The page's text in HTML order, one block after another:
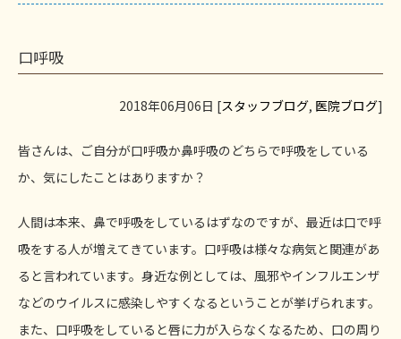
口呼吸
2018年06月06日 [スタッフブログ, 医院ブログ]
皆さんは、ご自分が口呼吸か鼻呼吸のどちらで呼吸をしている
か、気にしたことはありますか？
人間は本来、鼻で呼吸をしているはずなのですが、最近は口で呼
吸をする人が増えてきています。口呼吸は様々な病気と関連があ
ると言われています。身近な例としては、風邪やインフルエンザ
などのウイルスに感染しやすくなるということが挙げられます。
また、口呼吸をしていると唇に力が入らなくなるため、口の周り